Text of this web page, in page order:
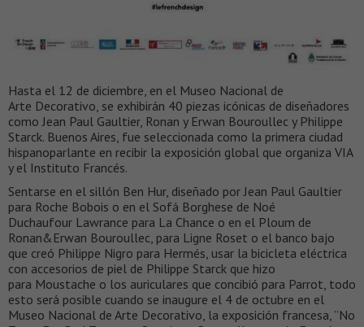
Hasta el 12 de diciembre, en el Museo Nacional de
Arte Decorativo, se exhibirán 40 piezas icónicas de diseñadores
como Jean Paul Gaultier, Ronan y Erwan Bouroullec y Philippe
Starck. Buenos Aires, fue seleccionada como la primera ciudad
hispanoparlante en recibir la exposición global que organiza VIA
y el Instituto Francés.
Sentarse en el sillón Ben Hur, diseñado por Jean Paul Gaultier
para Roche Bobois o en el Sofá Borghese de Noé
Duchaufour Lawrance para La Chance o en el Ploum de
Ronan&Erwan Bouroullec, para Ligne Roset o el banco bajo
que creó Philippe Nigro para Hermés, usar la bicicleta eléctrica
con accesorios de piel de Philippe Starck que hizo
para Moustache o los auriculares que concibió para Parrot, todo
esto será posible cuando se inaugure el 4 de octubre en el
Museo Nacional de Arte Decorativo, la exposición francesa, ”No